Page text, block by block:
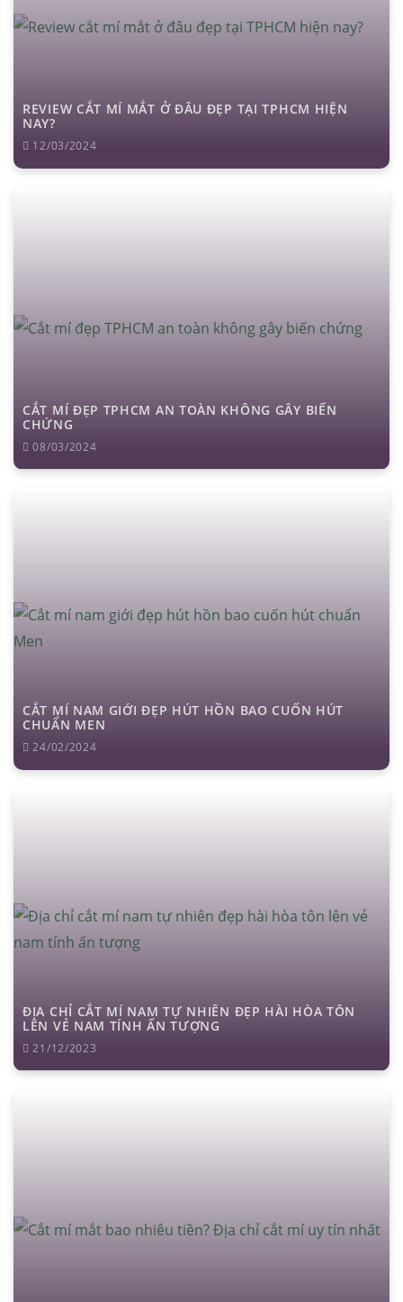
REVIEW CẮT MÍ MẮT Ở ĐÂU ĐẸP TẠI TPHCM HIỆN
NAY?
12/03/2024
CẮT MÍ ĐẸP TPHCM AN TOÀN KHÔNG GÂY BIẾN
CHỨNG
08/03/2024
CẮT MÍ NAM GIỚI ĐẸP HÚT HỒN BAO CUỐN HÚT
CHUẨN MEN
24/02/2024
ĐỊA CHỈ CẮT MÍ NAM TỰ NHIÊN ĐẸP HÀI HÒA TÔN
LÊN VẺ NAM TÍNH ẤN TƯỢNG
21/12/2023